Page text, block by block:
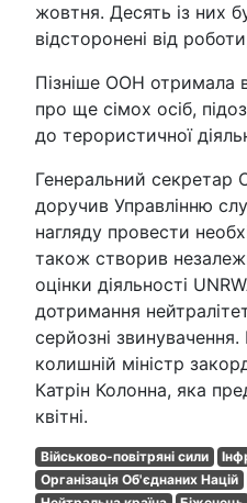
жовтня. Десять із них
відсторонені від
Пізніше ООН отримала
про ще сімох осіб,
до терористичної
Генеральний секретар
доручив Управлінню
нагляду провести
також створив
оцінки діяльності
дотримання
серйозні
колишній міністр
Катрін Колонна, яка
квітні.
Військово-повітряні сили
Організація Об'єднаних Націй